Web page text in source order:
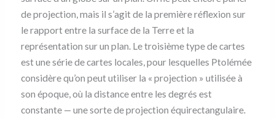
de projection, mais il s’agit de la première réflexion sur
le rapport entre la surface de la Terre et la
représentation sur un plan. Le troisième type de cartes
est une série de cartes locales, pour lesquelles Ptolémée
considère qu’on peut utiliser la « projection » utilisée à
son époque, où la distance entre les degrés est
constante — une sorte de projection équirectangulaire.